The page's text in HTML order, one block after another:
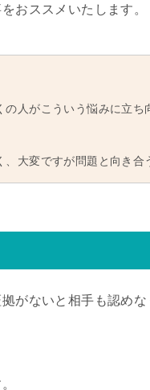
おススメいたします。
人がこういう悩みに立ち
大変ですが問題と向き合
がないと相手も認め